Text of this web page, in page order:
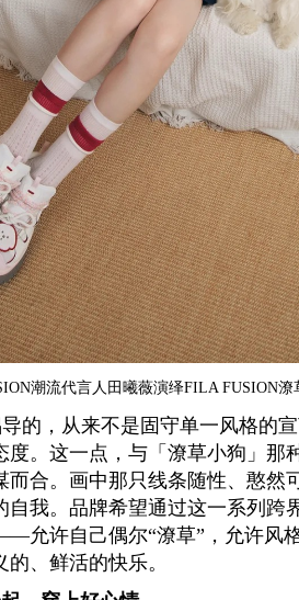
潮流代言人田曦薇演绎FILA FUSION
的，从来不是固守单一风格的
度。这一点，与「潦草小狗」那
而合。画中那只线条随性、憨然
自我。品牌希望通过这一系列跨
允许自己偶尔“潦草”，允许风
、鲜活的快乐。